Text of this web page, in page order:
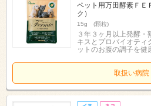
ペット用万田酵素ＦＥ
ク）
15g (顆粒)
３年３ヶ月以上発酵・
キスとプロバイオティ
ットのお腹の調子を健
取扱い病院